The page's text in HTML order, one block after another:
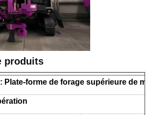
produits
Plate-forme de forage supérieure de